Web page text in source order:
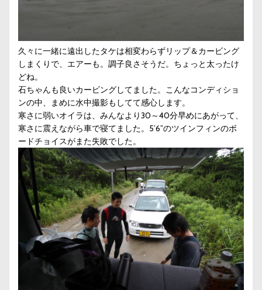
久々に一緒に遠出したタケは相変わらずリップ＆カービング
しまくりで、エアーも。調子良さそうだ。ちょっと太ったけ
どね。
石ちゃんも良いカービングしてました。こんなコンディショ
ンの中、まめに水中撮影もしてて感心します。
寒さに弱いオイラは、みんなより30～40分早めにあがって、
寒さに震えながら車で寝てました。5’6”のツインフィンのボ
ードチョイスがまた失敗でした。